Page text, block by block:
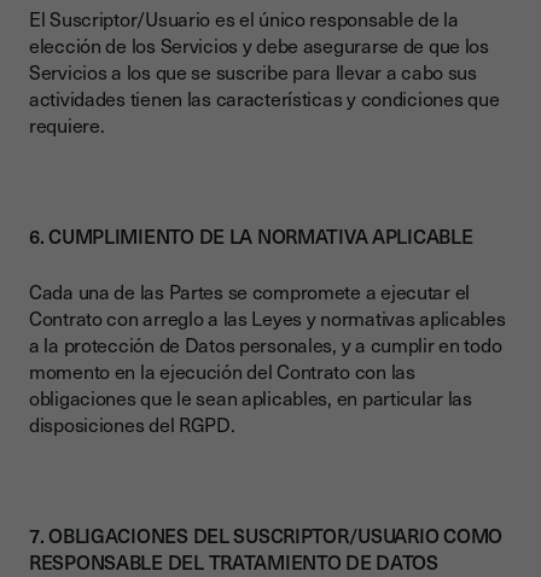
El Suscriptor/Usuario es el único responsable de la
elección de los Servicios y debe asegurarse de que los
Servicios a los que se suscribe para llevar a cabo sus
actividades tienen las características y condiciones que
requiere.
6. CUMPLIMIENTO DE LA NORMATIVA APLICABLE
Cada una de las Partes se compromete a ejecutar el
Contrato con arreglo a las Leyes y normativas aplicables
a la protección de Datos personales, y a cumplir en todo
momento en la ejecución del Contrato con las
obligaciones que le sean aplicables, en particular las
disposiciones del RGPD.
7. OBLIGACIONES DEL SUSCRIPTOR/USUARIO COMO
RESPONSABLE DEL TRATAMIENTO DE DATOS